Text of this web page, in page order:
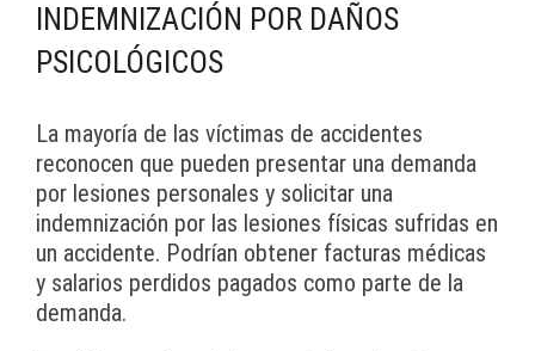
INDEMNIZACIÓN POR DAÑOS
PSICOLÓGICOS
La mayoría de las víctimas de accidentes
reconocen que pueden presentar una demanda
por lesiones personales y solicitar una
indemnización por las lesiones físicas sufridas en
un accidente. Podrían obtener facturas médicas
y salarios perdidos pagados como parte de la
demanda.